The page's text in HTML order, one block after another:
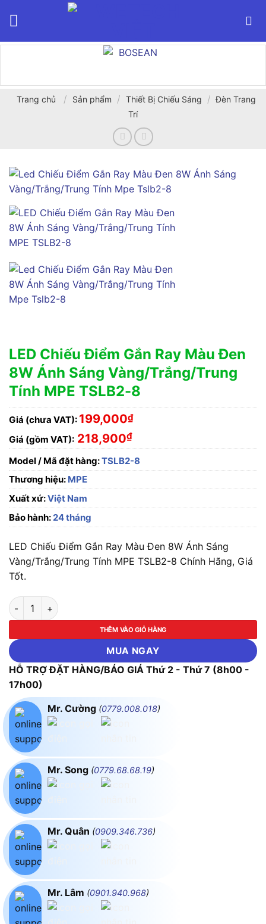
Trang chủ / Sản phẩm / Thiết Bị Chiếu Sáng / Đèn Trang
Trí
LED Chiếu Điểm Gắn Ray Màu Đen
8W Ánh Sáng Vàng/Trắng/Trung
Tính MPE TSLB2-8
Giá (chưa VAT): 199,000₫
Giá (gồm VAT): 218,900₫
Model / Mã đặt hàng:TSLB2-8
Thương hiệu: MPE
Xuất xứ:Việt Nam
Bảo hành:24 tháng
LED Chiếu Điểm Gắn Ray Màu Đen 8W Ánh Sáng
Vàng/Trắng/Trung Tính MPE TSLB2-8 Chính Hãng, Giá
Tốt.
LED Chiếu Điểm Gắn Ray Màu Đen 8W Ánh Sáng Vàng/
THÊM VÀO GIỎ HÀNG
MUA NGAY
HỖ TRỢ ĐẶT HÀNG/BÁO GIÁ Thứ 2 - Thứ 7 (8h00 -
17h00)
Mr. Cường (0779.008.018)
Mr. Song (0779.68.68.19)
Mr. Quân (0909.346.736)
Mr. Lâm (0901.940.968)